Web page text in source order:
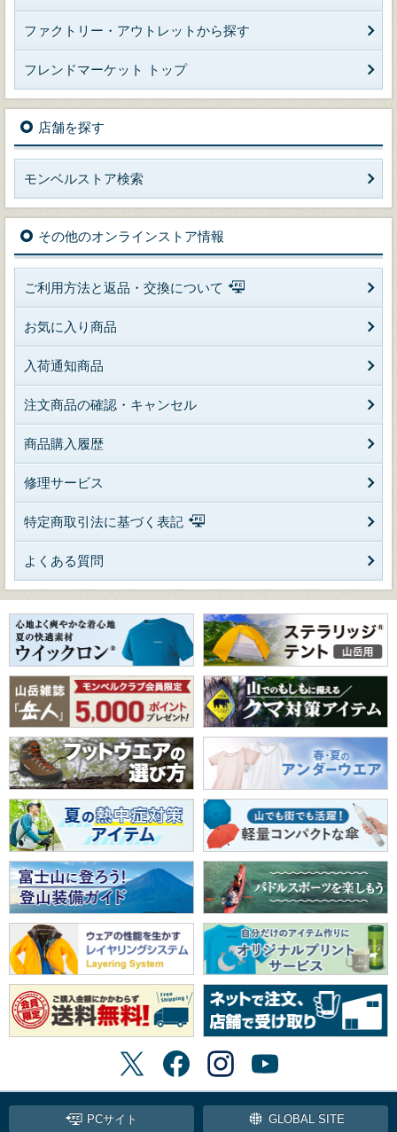
ファクトリー・アウトレットから探す
フレンドマーケット トップ
店舗を探す
モンベルストア検索
その他のオンラインストア情報
ご利用方法と返品・交換について
お気に入り商品
入荷通知商品
注文商品の確認・キャンセル
商品購入履歴
修理サービス
特定商取引法に基づく表記
よくある質問
PCサイト GLOBAL SITE